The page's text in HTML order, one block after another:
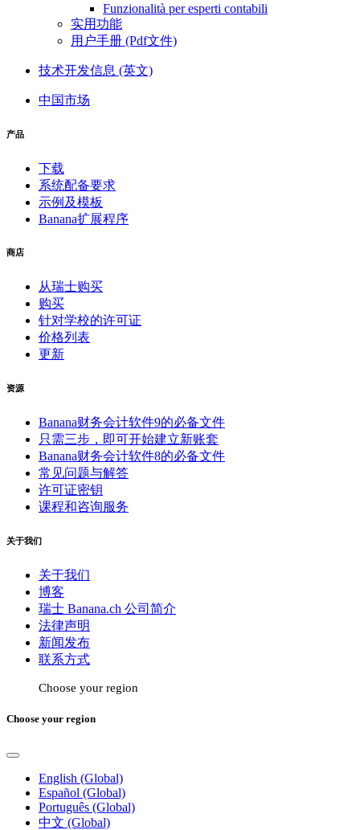
Funzionalità per esperti contabili
实用功能
用户手册 (Pdf文件)
技术开发信息 (英文)
中国市场
产品
下载
系统配备要求
示例及模板
Banana扩展程序
商店
从瑞士购买
购买
针对学校的许可证
价格列表
更新
资源
Banana财务会计软件9的必备文件
只需三步，即可开始建立新账套
Banana财务会计软件8的必备文件
常见问题与解答
许可证密钥
课程和咨询服务
关于我们
关于我们
博客
瑞士 Banana.ch 公司简介
法律声明
新闻发布
联系方式
Choose your region
Choose your region
English (Global)
Español (Global)
Português (Global)
中文 (Global)